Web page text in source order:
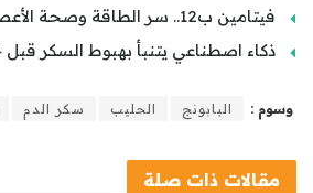
فيتامين ب12.. سر الطاقة وصحة الأعصاب
ذكاء اصطناعي يتنبأ بهبوط السكر قبل 24 ساعة
وسوم : البابونج الحليب سكر الدم
مقالات ذات صلة